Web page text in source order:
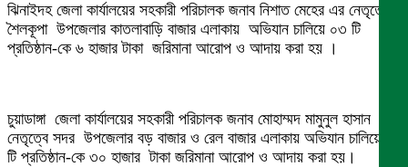
ঝিনাইদহ জেলা কার্যালয়ের সহকারী পরিচালক জনাব নিশাত মেহের এর নেতৃত্বে
শৈলকূপা উপজেলার কাতলাবাড়ি বাজার এলাকায় অভিযান চালিয়ে ০৩ টি
প্রতিষ্ঠান-কে ৬ হাজার টাকা জরিমানা আরোপ ও আদায় করা হয় ।
চুয়াডাঙ্গা জেলা কার্যালয়ের সহকারী পরিচালক জনাব মোহাম্মদ মামুনুল হাসান এর
নেতৃত্বে সদর উপজেলার বড় বাজার ও রেল বাজার এলাকায় অভিযান চালিয়ে ০১
টি প্রতিষ্ঠান-কে ৩০ হাজার টাকা জরিমানা আরোপ ও আদায় করা হয়।